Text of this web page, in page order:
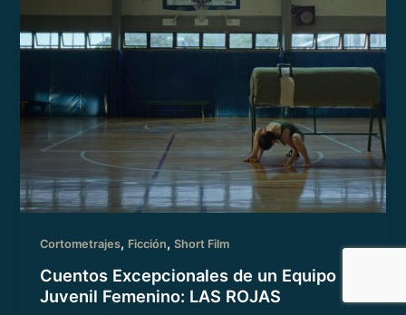
Cortometrajes, Ficción,Short Film
Cuentos Excepcionales de un Equipo
Juvenil Femenino: LAS ROJAS